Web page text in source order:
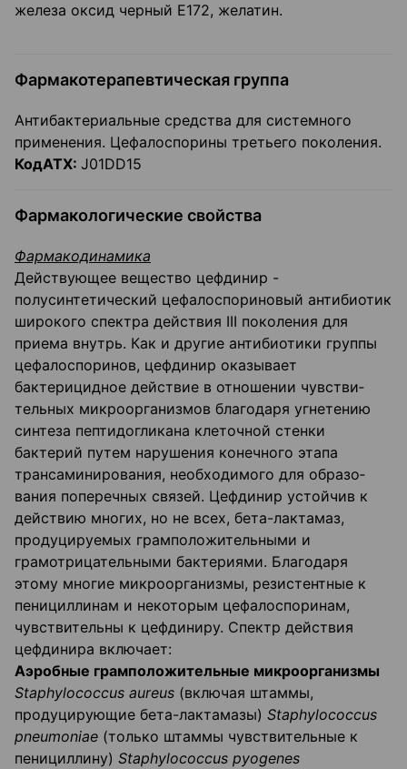
железа оксид черный Е172, желатин.
Фармакотерапевтическая группа
Антибактериальные средства для системного
применения. Цефалоспорины третьего поко­ления.
КодАТХ: J01DD15
Фармакологические свойства
Фармакодинамика
Действующее вещество цефдинир -
полусинтетический цефалоспориновый антибиотик
широкого спектра действия III поколения для
приема внутрь. Как и другие антибиотики груп­пы
цефалоспоринов, цефдинир оказывает
бактерицидное действие в отношении чувстви­
тельных микроорганизмов благодаря угнетению
синтеза пептидогликана клеточной стенки
бактерий путем нарушения конечного этапа
трансаминирования, необходимого для образо­
вания поперечных связей. Цефдинир устойчив к
действию многих, но не всех, бета-лактамаз,
продуцируемых грамположительными и
грамотрицательными бактериями. Бла­годаря
этому многие микроорганизмы, резистентные к
пенициллинам и некоторым цефало­споринам,
чувствительны к цефдиниру. Спектр действия
цефдинира включает:
Аэробные грамположительные микроорганизмы
Staphylococcus aureus (включая штаммы,
продуцирующие бета-лактамазы) Staphylococcus
pneumoniae (только штаммы чувствительные к
пенициллину) Staphylococcus pyogenes